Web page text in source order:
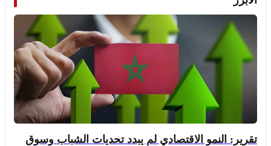
تقرير: النمو الاقتصادي لم يبدد تحديات الشباب وسوق